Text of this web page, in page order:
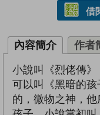
借
內容簡介 作者
小說叫《烈佬傳
可以叫《黑暗的
的，微物之神，